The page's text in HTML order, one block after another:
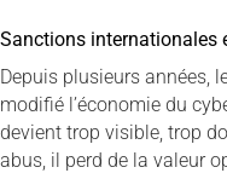
Sanctions internationales
Depuis plusieurs années,
modifié l’économie du
devient trop visible, trop
abus, il perd de la valeur